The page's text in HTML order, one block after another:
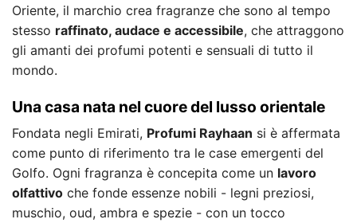
Oriente, il marchio crea fragranze che sono al tempo
stesso raffinato, audace e accessibile, che attraggono
gli amanti dei profumi potenti e sensuali di tutto il
mondo.
Una casa nata nel cuore del lusso orientale
Fondata negli Emirati, Profumi Rayhaan si è affermata
come punto di riferimento tra le case emergenti del
Golfo. Ogni fragranza è concepita come un lavoro
olfattivo che fonde essenze nobili - legni preziosi,
muschio, oud, ambra e spezie - con un tocco